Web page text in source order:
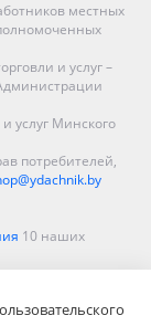
местных
и услуг –
услуг Минского
потребителей,
10 наших